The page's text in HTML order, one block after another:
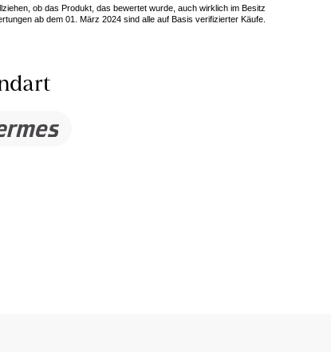
ob das Produkt, das bewertet wurde, auch wirklich im Besitz
ab dem 01. März 2024 sind alle auf Basis verifizierter Käufe.